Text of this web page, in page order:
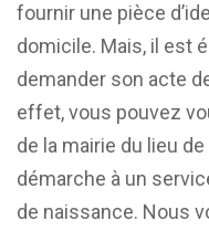
fournir une pièce
domicile. Mais, il est
demander son acte
effet, vous pouvez
de la mairie du lieu
démarche à un
de naissance. Nous